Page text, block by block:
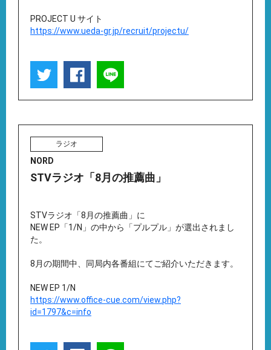
PROJECT U サイト
https://www.ueda-gr.jp/recruit/projectu/
ラジオ
NORD
STVラジオ「8月の推薦曲」
STVラジオ「8月の推薦曲」に
NEW EP「1/N」の中から「プルプル」が選出されまし
た。
8月の期間中、同局内各番組にてご紹介いただきます。
NEW EP 1/N
https://www.office-cue.com/view.php?
id=1797&c=info